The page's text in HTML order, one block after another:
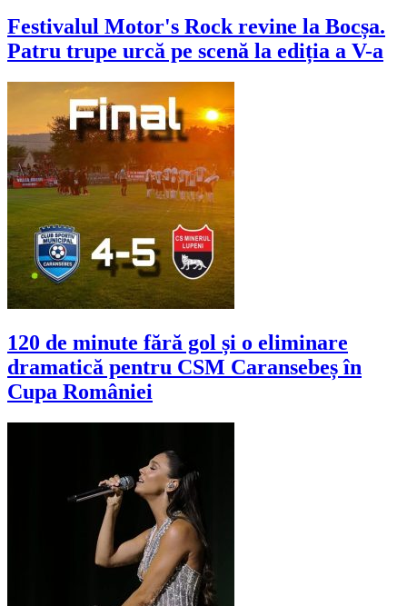
Festivalul Motor's Rock revine la Bocșa.
Patru trupe urcă pe scenă la ediția a V-a
120 de minute fără gol și o eliminare
dramatică pentru CSM Caransebeș în
Cupa României